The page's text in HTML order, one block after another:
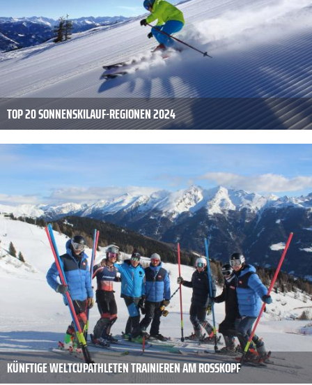
TOP 20 SONNENSKILAUF-REGIONEN 2024
KÜNFTIGE WELTCUPATHLETEN TRAINIEREN AM ROSSKOPF